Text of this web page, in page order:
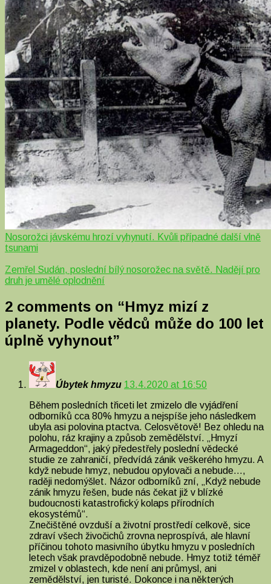
Nosorožci jávskému hrozí vyhynutí. Kvůli případné další vlně
tsunami
Zemřel Sudán, poslední bílý nosorožec na světě. Nadějí pro
druh je umělé oplodnění
2 comments on “Hmyz mizí z
planety. Podle vědců může do 100 let
úplně vyhynout”
Úbytek hmyzu 13.4.2020 at 16:50
Během posledních třiceti let zmizelo dle vyjádření
odborníků cca 80% hmyzu a nejspíše jeho následkem
ubyla asi polovina ptactva. Celosvětově! Bez ohledu na
polohu, ráz krajiny a způsob zemědělství. „Hmyzí
Armageddon“, jaký předestřely poslední vědecké
studie ze zahraničí, předvídá zánik veškerého hmyzu. A
když nebude hmyz, nebudou opylovači a nebude…,
raději nedomýšlet. Názor odborníků zní, „Když nebude
zánik hmyzu řešen, bude nás čekat již v blízké
budoucnosti katastrofický kolaps přírodních
ekosystémů“.
Znečištěné ovzduší a životní prostředí celkově, sice
zdraví všech živočichů zrovna neprospívá, ale hlavní
příčinou tohoto masivního úbytku hmyzu v posledních
letech však pravděpodobně nebude. Hmyz totiž téměř
zmizel v oblastech, kde není ani průmysl, ani
zemědělství, jen turisté. Dokonce i na některých